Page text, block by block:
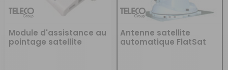
Module d'assistance au
pointage satellite
Antenne satellite
automatique FlatSat